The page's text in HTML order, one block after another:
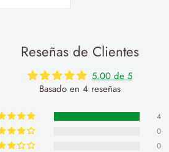
Reseñas de Clientes
5.00 de 5
Basado en 4 reseñas
4
0
0